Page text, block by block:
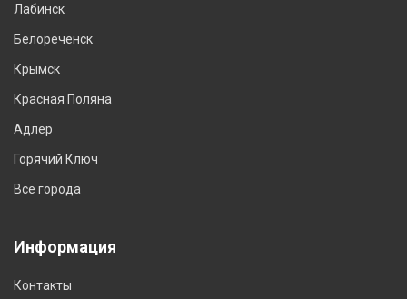
Лабинск
Белореченск
Крымск
Красная Поляна
Адлер
Горячий Ключ
Все города
Информация
Контакты